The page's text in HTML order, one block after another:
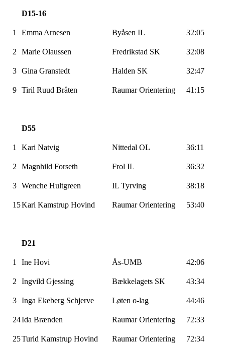
D15-16
1 Emma Arnesen Byåsen IL 32:05
2 Marie Olaussen Fredrikstad SK 32:08
3 Gina Granstedt Halden SK 32:47
9 Tiril Ruud Bråten RaumarOrientering 41:15
D55
1 Kari Natvig Nittedal OL 36:11
2 Magnhild Forseth Frol IL 36:32
3 Wenche Hultgreen IL Tyrving 38:18
15Kari Kamstrup Hovind RaumarOrientering 53:40
D21
1 Ine Hovi Ås-UMB 42:06
2 Ingvild Gjessing Bækkelagets SK 43:34
3 Inga Ekeberg Schjerve Løten o-lag 44:46
24Ida Brænden RaumarOrientering 72:33
25Turid Kamstrup Hovind RaumarOrientering 72:34